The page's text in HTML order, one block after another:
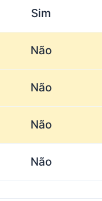
Sim
Não
Não
Não
Não